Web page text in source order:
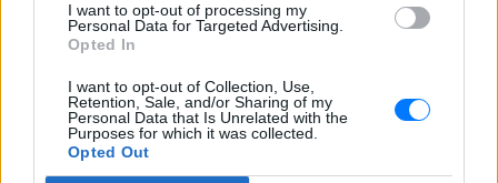
I want to opt-out of processing my
Personal Data for Targeted Advertising.
Opted In
I want to opt-out of Collection, Use,
Retention, Sale, and/or Sharing of my
Personal Data that Is Unrelated with the
Purposes for which it was collected.
Opted Out